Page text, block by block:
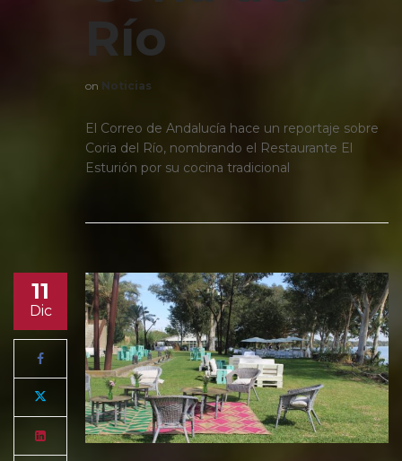
Río
on Noticias
El Correo de Andalucía hace un reportaje sobre
Coria del Río, nombrando el Restaurante El
Esturión por su cocina tradicional
11
Dic